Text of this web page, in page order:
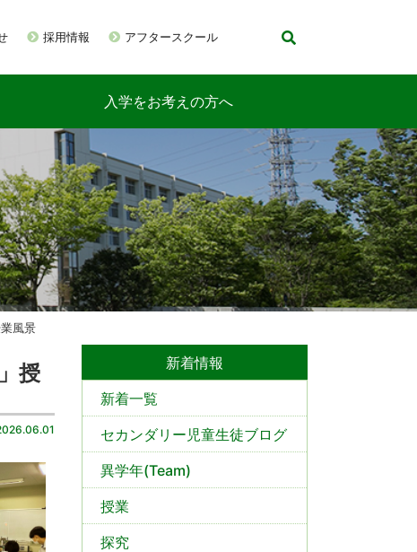
採用情報 アフタースクール
入学をお考えの方へ
風景
新着情報
新着一覧
セカンダリー児童生徒ブログ
異学年(Team)
授業
探究
授